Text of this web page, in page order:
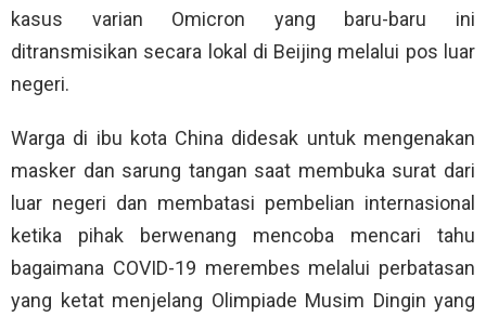
kasus varian Omicron yang baru-baru ini
ditransmisikan secara lokal di Beijing melalui pos luar
negeri.
Warga di ibu kota China didesak untuk mengenakan
masker dan sarung tangan saat membuka surat dari
luar negeri dan membatasi pembelian internasional
ketika pihak berwenang mencoba mencari tahu
bagaimana COVID-19 merembes melalui perbatasan
yang ketat menjelang Olimpiade Musim Dingin yang